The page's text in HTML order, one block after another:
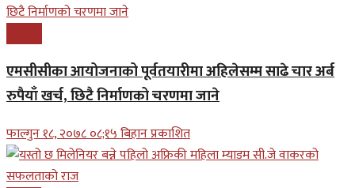
एमसीसीका आयोजनाको पूर्वतयारीमा अहिलेसम्म साढे चार अर्ब
रुपैयाँ खर्च, छिटै निर्माणको चरणमा जाने
फाल्गुन १८, २०७८ ०८;१५ बिहान प्रकाशित